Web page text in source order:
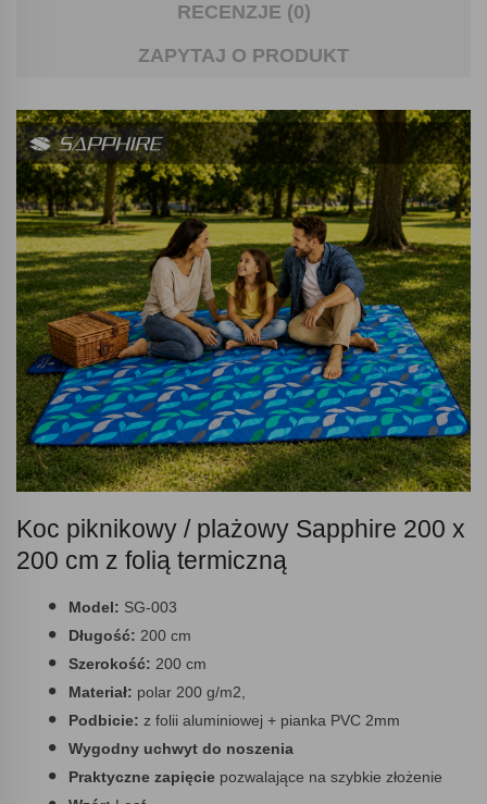
RECENZJE (0)
ZAPYTAJ O PRODUKT
Koc piknikowy / plażowy Sapphire 200 x
200 cm z folią termiczną
Model: SG-003
Długość: 200 cm
Szerokość: 200 cm
Materiał: polar 200 g/m2,
Podbicie: z folii aluminiowej + pianka PVC 2mm
Wygodny uchwyt do noszenia
Praktyczne zapięcie pozwalające na szybkie złożenie